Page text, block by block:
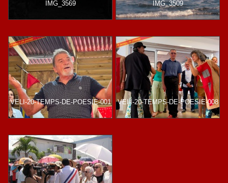
IMG_3569 IMG_3509
VELI-20-TEMPS-DE-POESIE-001 VELI-20-TEMPS-DE-POESIE-008